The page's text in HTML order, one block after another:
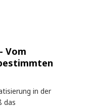
Vom
in der
das